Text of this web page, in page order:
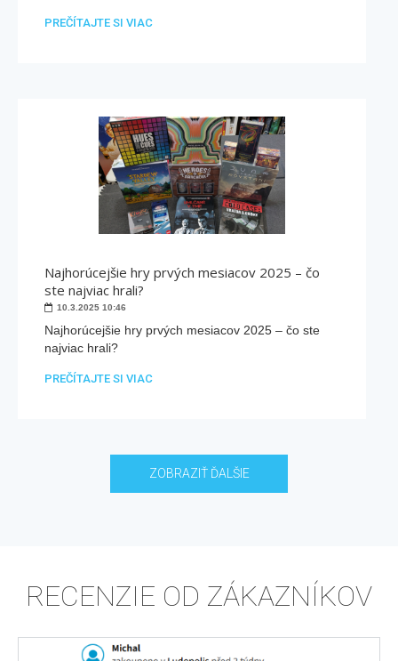
PREČÍTAJTE SI VIAC
Najhorúcejšie hry prvých mesiacov 2025 – čo
ste najviac hrali?
10.3.2025 10:46
Najhorúcejšie hry prvých mesiacov 2025 – čo ste
najviac hrali?
PREČÍTAJTE SI VIAC
ZOBRAZIŤ ĎALŠIE
RECENZIE OD ZÁKAZNÍKOV